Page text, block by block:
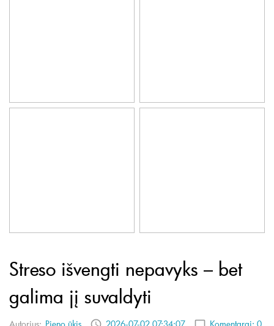
Streso išvengti nepavyks – bet
galima jį suvaldyti